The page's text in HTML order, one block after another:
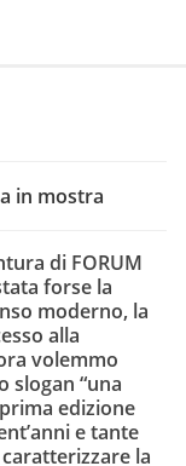
in mostra
di FORUM
forse la
moderno, la
alla
volemmo
slogan “una
edizione
e tante
la